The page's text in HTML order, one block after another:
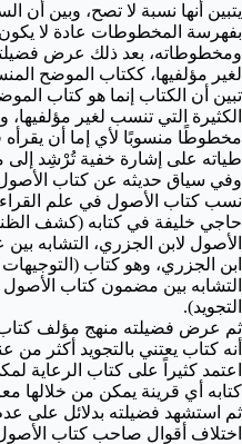
يتبين أنها نسبة لا تصح، وبين أن
بفهرسة المخطوطات عادة لا يكون
ومخطوطاته، بعد ذلك عرض
لغير مؤلفيها، ككتاب الموضح
تبين أن الكتاب إنما هو كتاب
الكثيرة التي تنسب لغير
مخطوطًا منسوبًا لأي إما أن يقرأه
طياته على إشارة خفية تُرْشِد إلى
وفي سياق حديثه عن كتاب
نسب كتاب الأصول في علم
حاجي خليفة في كتابه (كشف
الأصول لابن الجزري، التشابه
ابن الجزري، وهو كتاب
التشابه بين مضمون كتاب
التجويد).
ثم عرض فضيلته منهج مؤلف كتاب
أنه كتاب يعتني بالتجويد أكثر من
اعتمد كثيراً على كتاب الرعاية
كتابه أي قرينة يمكن من خلالها
ثم استشهد فضيلته بدلائل على
اختلاف أقوال صاحب كتاب